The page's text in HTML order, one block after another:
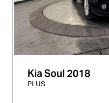
Kia Soul 2018
PLUS